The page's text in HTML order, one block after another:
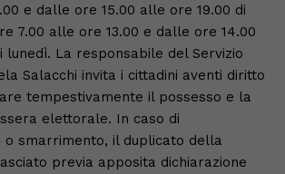
e dalle ore 15.00 alle ore 19.00 di
7.00 alle ore 13.00 e dalle ore 14.00
lunedì. La responsabile del Servizio
Salacchi invita i cittadini aventi diritto
tempestivamente il possesso e la
elettorale. In caso di
smarrimento, il duplicato della
previa apposita dichiarazione